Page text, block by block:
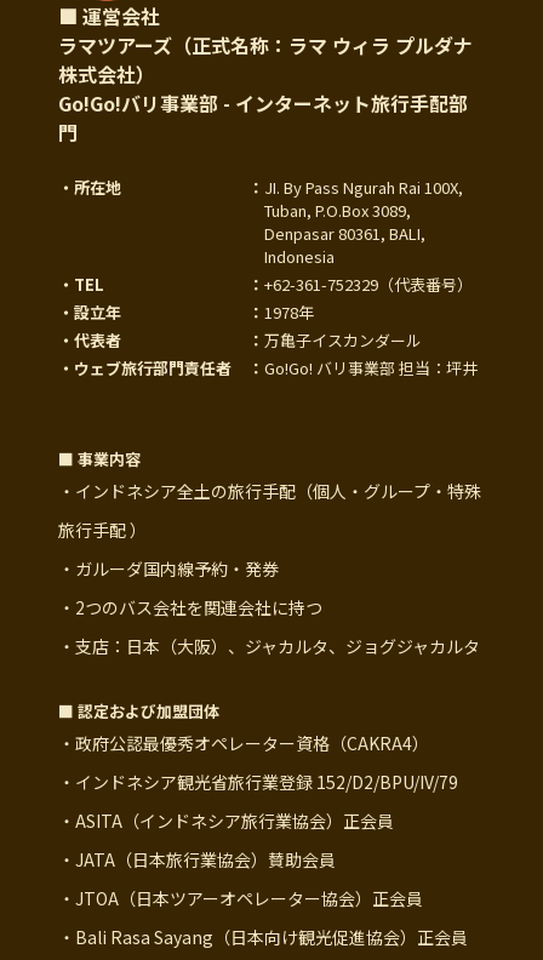
■ 運営会社
ラマツアーズ（正式名称：ラマ ウィラ プルダナ
株式会社）
Go!Go!バリ事業部 - インターネット旅行手配部
門
・所在地 ： JI. By Pass Ngurah Rai 100X,
Tuban, P.O.Box 3089,
Denpasar 80361, BALI,
Indonesia
・TEL
： +62-361-752329 （代表番号）
・設立年
： 1978年
・代表者
： 万亀子イスカンダール
・ウェブ旅行部門責任者
： Go!Go! バリ事業部 担当：坪井
■ 事業内容
・インドネシア全土の旅行手配（個人・グループ・特殊
旅行手配 ）
・ガルーダ国内線予約・発券
・2つのバス会社を関連会社に持つ
・支店：日本（大阪）、ジャカルタ、ジョグジャカルタ
■ 認定および加盟団体
・政府公認最優秀オペレーター資格（CAKRA4）
・インドネシア観光省旅行業登録 152/D2/BPU/IV/79
・ASITA（インドネシア旅行業協会）正会員
・JATA（日本旅行業協会）賛助会員
・JTOA（日本ツアーオペレーター協会）正会員
・Bali Rasa Sayang（日本向け観光促進協会）正会員